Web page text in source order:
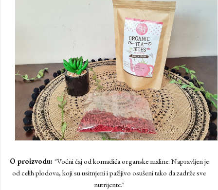
O proizvodu: "Voćni čaj od komadića organske maline. Napravljen je
od celih plodova, koji su usitnjeni i pažljivo osušeni tako da zadrže sve
nutrijente."